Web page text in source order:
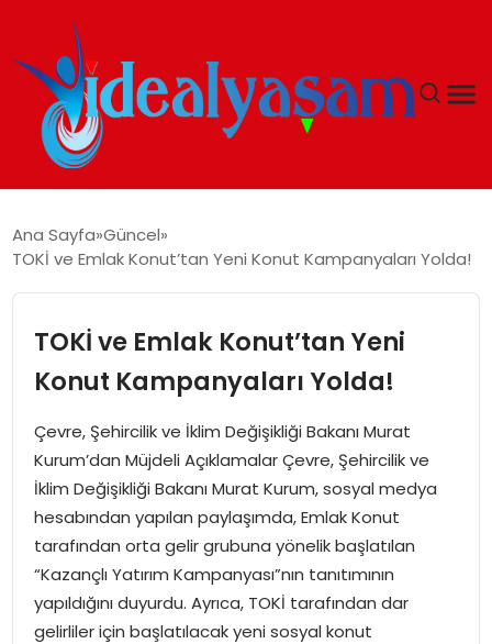
EKONOMI
İDEAL YAŞAM
İDEAL SPOR
YAŞAM
MAGAZIN
SAĞLIK
Ana Sayfa Güncel
TOKİ ve Emlak Konut’tan Yeni Konut Kampanyaları Yolda!
TOKİ ve Emlak Konut’tan Yeni
Konut Kampanyaları Yolda!
Çevre, Şehircilik ve İklim Değişikliği Bakanı Murat
Kurum’dan Müjdeli Açıklamalar Çevre, Şehircilik ve
İklim Değişikliği Bakanı Murat Kurum, sosyal medya
hesabından yapılan paylaşımda, Emlak Konut
tarafından orta gelir grubuna yönelik başlatılan
“Kazançlı Yatırım Kampanyası”nın tanıtımının
yapıldığını duyurdu. Ayrıca, TOKİ tarafından dar
gelirliler için başlatılacak yeni sosyal konut